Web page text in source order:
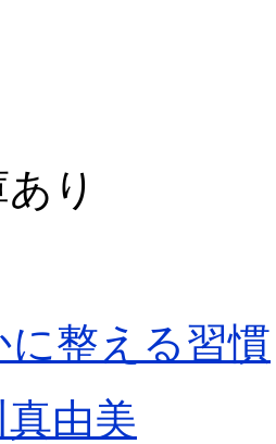
り
整える習慣
由美